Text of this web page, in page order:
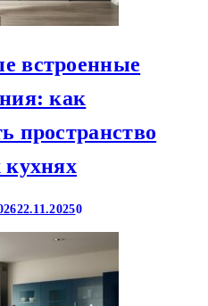
встроенные
как
пространство
22.11.20250